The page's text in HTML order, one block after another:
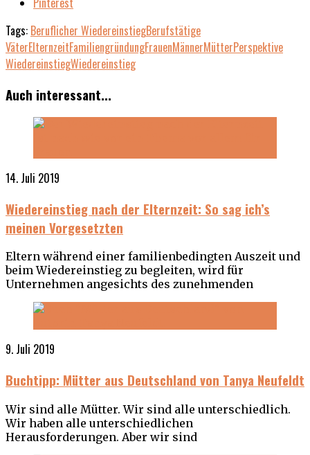
Tags: Beruflicher WiedereinstiegBerufstätige
VäterElternzeitFamiliengründungFrauenMännerMütterPerspektive
WiedereinstiegWiedereinstieg
Auch interessant...
14. Juli 2019
Wiedereinstieg nach der Elternzeit: So sag ich’s
meinen Vorgesetzten
Eltern während einer familienbedingten Auszeit und
beim Wiedereinstieg zu begleiten, wird für
Unternehmen angesichts des zunehmenden
9. Juli 2019
Buchtipp: Mütter aus Deutschland von Tanya Neufeldt
Wir sind alle Mütter. Wir sind alle unterschiedlich.
Wir haben alle unterschiedlichen
Herausforderungen. Aber wir sind